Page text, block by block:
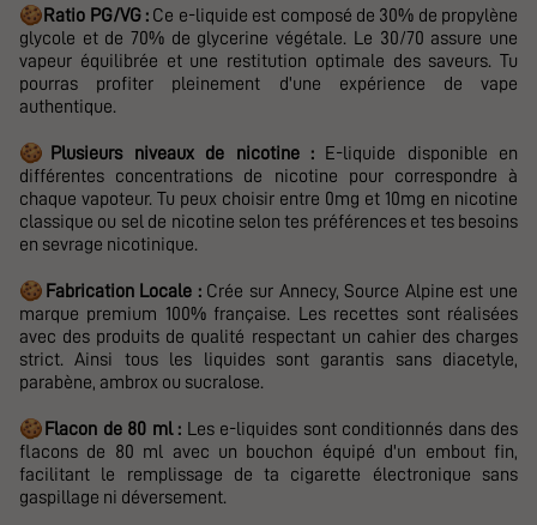
🍪 Ratio PG/VG : Ce e-liquide est composé de 30% de propylène
glycole et de 70% de glycerine végétale. Le 30/70 assure une
vapeur équilibrée et une restitution optimale des saveurs. Tu
pourras profiter pleinement d'une expérience de vape
authentique.
🍪 Plusieurs niveaux de nicotine :E-liquide disponible en
différentes concentrations de nicotine pour correspondre à
chaque vapoteur. Tu peux choisir entre 0mg et 10mg en nicotine
classique ou sel de nicotine selon tes préférences et tes besoins
en sevrage nicotinique.
🍪 Fabrication Locale :Crée sur Annecy,Source Alpine est une
marque premium 100% française. Les recettes sont réalisées
avec des produits de qualité respectant un cahier des charges
strict. Ainsi tous les liquides sont garantis sans diacetyle,
parabène, ambrox ou sucralose.
🍪 Flacon de 80 ml :
Les e-liquides sont conditionnés dans des
flacons de 80 ml avec un bouchon équipé d'un embout fin,
facilitant le remplissage de ta cigarette électronique sans
gaspillage ni déversement.